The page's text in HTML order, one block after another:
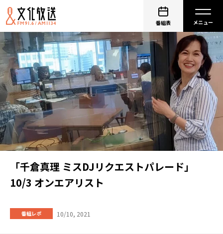
番組表
「千倉真理 ミスDJリクエストパレード」
10/3 オンエアリスト
番組レポ 10/10, 2021